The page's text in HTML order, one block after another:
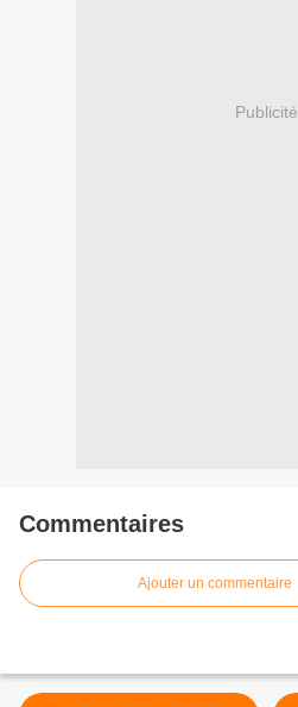
Publicité
Commentaires
Ajouter un commentaire